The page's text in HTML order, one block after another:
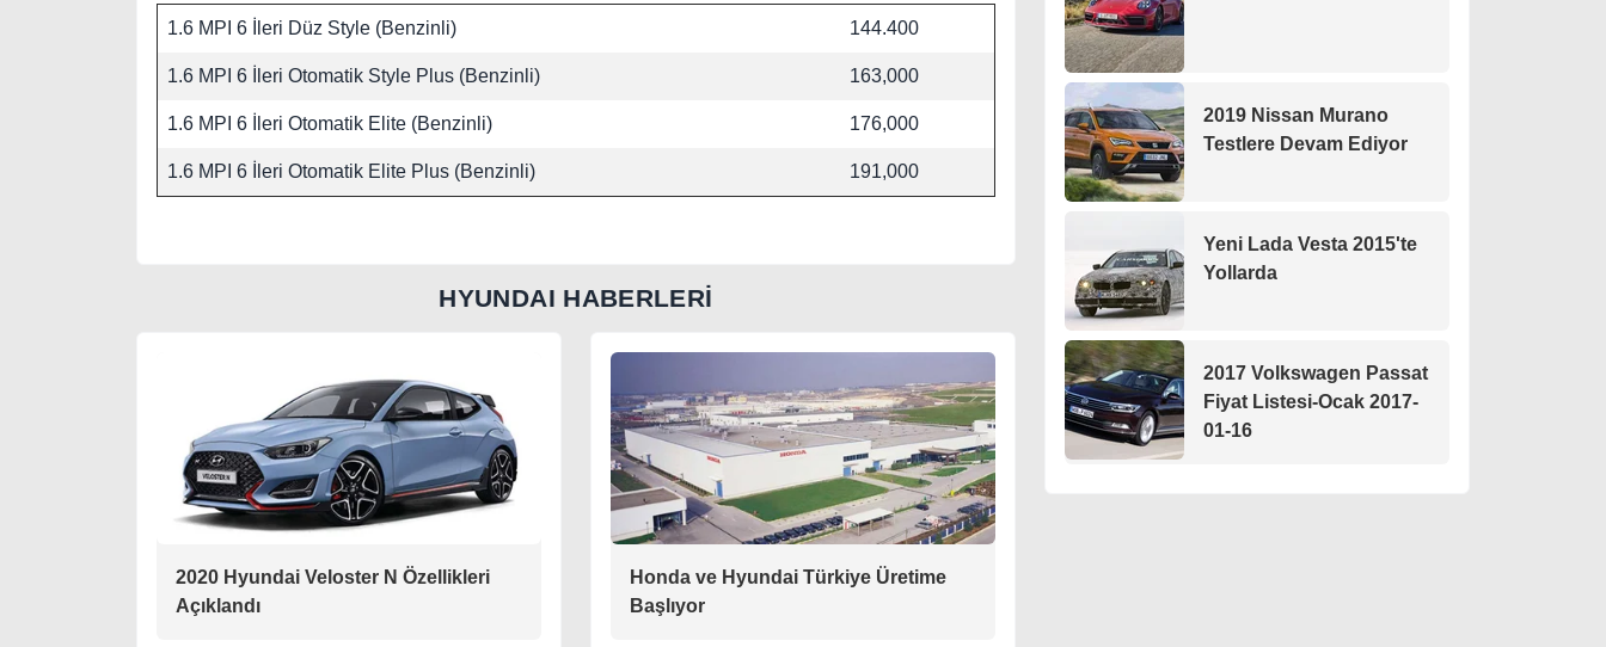
1.6 MPI 6 İleri Düz Style (Benzinli) 144.400
1.6 MPI 6 İleri Otomatik Style Plus (Benzinli) 163,000
1.6 MPI 6 İleri Otomatik Elite (Benzinli) 176,000
1.6 MPI 6 İleri Otomatik Elite Plus (Benzinli) 191,000
HYUNDAI HABERLERİ
2020 Hyundai Veloster N Özellikleri
Açıklandı
Honda ve Hyundai Türkiye Üretime
Başlıyor
2019 Nissan Murano
Testlere Devam Ediyor
Yeni Lada Vesta 2015'te
Yollarda
2017 Volkswagen Passat
Fiyat Listesi-Ocak 2017-
01-16